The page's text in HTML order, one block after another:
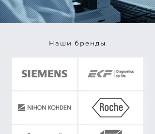
Наши бренды